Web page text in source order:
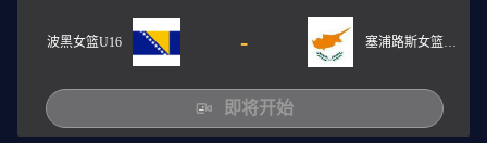
波黑女篮U16 -
即将开始